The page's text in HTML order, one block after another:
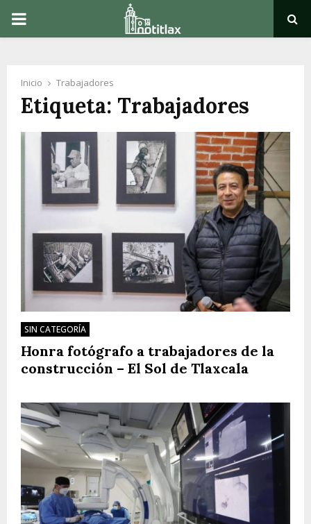
PRIMARY
Inicio Trabajadores
Etiqueta: Trabajadores
SIN CATEGORÍA
Honra fotógrafo a trabajadores de la
construcción – El Sol de Tlaxcala